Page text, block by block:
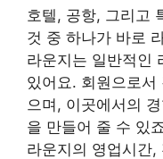
호텔, 공항, 그리고
것 중 하나가 바로
라운지는 일반적인
있어요. 회원으로서
으며, 이곳에서의
을 만들어 줄 수 있
라운지의 영업시간,